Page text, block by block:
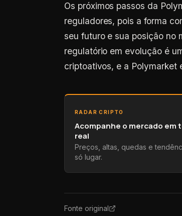
Os próximos passos da
reguladores, pois a forma
seu futuro e sua posição no
regulatório em evolução é
criptoativos, e a Polymarket
RADAR CRIPTO
Acompanhe o mercado em
real
Preços, altas, quedas e
só lugar.
Fonte original